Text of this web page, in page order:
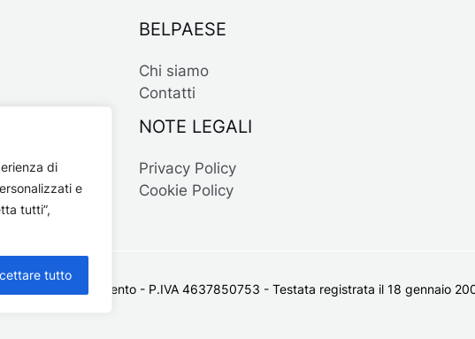
di
e
tutti”,
tutto
BELPAESE
Chi siamo
Contatti
NOTE LEGALI
Privacy Policy
Cookie Policy
del Salento - P.IVA 4637850753 - Testata registrata il 18 gennaio